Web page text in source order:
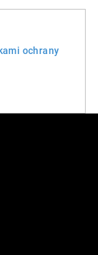
ochrany